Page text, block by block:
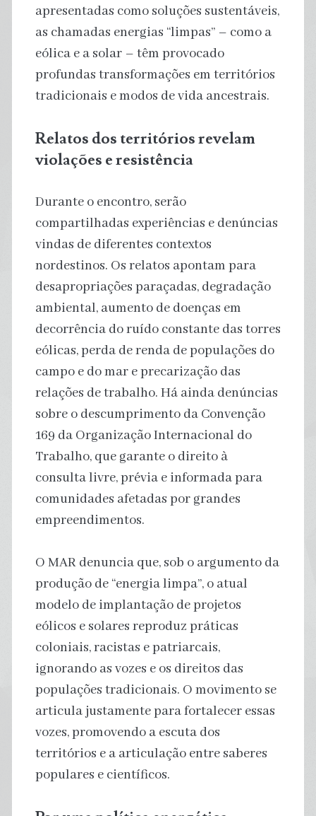
apresentadas como soluções sustentáveis,
as chamadas energias “limpas” – como a
eólica e a solar – têm provocado
profundas transformações em territórios
tradicionais e modos de vida ancestrais.
Relatos dos territórios revelam
violações e resistência
Durante o encontro, serão
compartilhadas experiências e denúncias
vindas de diferentes contextos
nordestinos. Os relatos apontam para
desapropriações paraçadas, degradação
ambiental, aumento de doenças em
decorrência do ruído constante das torres
eólicas, perda de renda de populações do
campo e do mar e precarização das
relações de trabalho. Há ainda denúncias
sobre o descumprimento da Convenção
169 da Organização Internacional do
Trabalho, que garante o direito à
consulta livre, prévia e informada para
comunidades afetadas por grandes
empreendimentos.
O MAR denuncia que, sob o argumento da
produção de “energia limpa”, o atual
modelo de implantação de projetos
eólicos e solares reproduz práticas
coloniais, racistas e patriarcais,
ignorando as vozes e os direitos das
populações tradicionais. O movimento se
articula justamente para fortalecer essas
vozes, promovendo a escuta dos
territórios e a articulação entre saberes
populares e científicos.